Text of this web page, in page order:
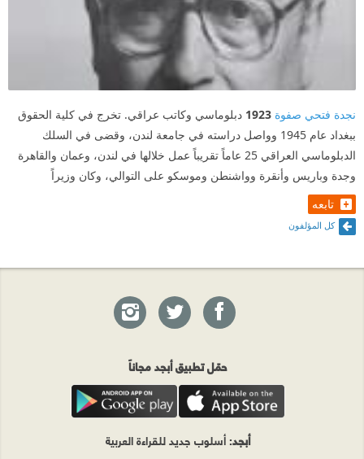
نجدة فتحي صفوة 1923 دبلوماسي وكاتب عراقي. تخرج في كلية الحقوق
ببغداد عام 1945 وواصل دراسته في جامعة لندن، وقضى في السلك
الدبلوماسي العراقي 25 عاماً تقريباً عمل خلالها في لندن، وعمان والقاهرة
وجدة وباريس وأنقرة وواشنطن وموسكو على التوالي، وكان وزيراً
تابعه
كل المؤلفون
حمّل تطبيق أبجد مجاناً
أبجد: أسلوب جديد للقراءة العربية